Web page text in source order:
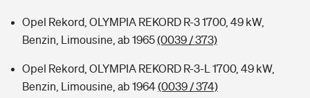
Opel Rekord, OLYMPIA REKORD R-3 1700, 49 kW,
Benzin, Limousine, ab 1965(0039 / 373)
Opel Rekord, OLYMPIA REKORD R-3-L 1700, 49 kW,
Benzin, Limousine, ab 1964(0039 / 374)